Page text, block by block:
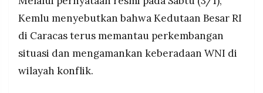
MEDIA
PRAMUDITA
Resolusi.co
Kemlu menyebutkan bahwa Kedutaan Besar RI
di Caracas terus memantau perkembangan
situasi dan mengamankan keberadaan WNI di
wilayah konflik.